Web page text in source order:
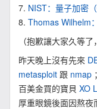
7. NIST：量子加密
8. Thomas Wilhelm
（抱歉讓大家久等
昨天晚上沒有先來
metasploit 跟 nmap
百美金買的寶貝 XO
厚重眼鏡後面因熬